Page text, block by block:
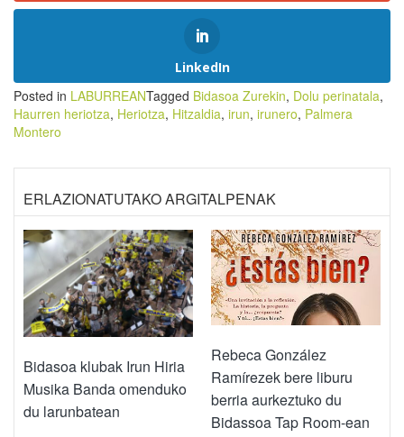
LinkedIn
Posted in LABURREANTagged Bidasoa Zurekin, Dolu perinatala,
Haurren heriotza, Heriotza, Hitzaldia, irun, irunero, Palmera
Montero
ERLAZIONATUTAKO ARGITALPENAK
Bidasoa klubak Irun Hiria
Musika Banda omenduko
du larunbatean
Rebeca González
Ramírezek bere liburu
berria aurkeztuko du
Bidassoa Tap Room-ean